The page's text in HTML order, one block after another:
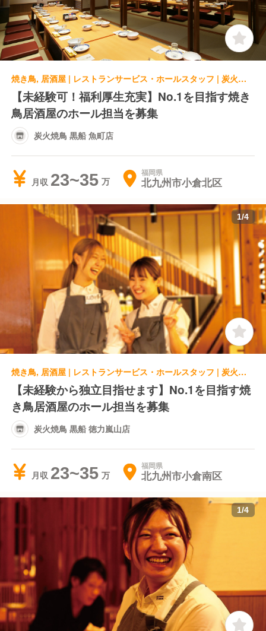
焼き鳥, 居酒屋 | レストランサービス・ホールスタッフ | 炭火焼鳥 黒船 魚町店
【未経験可！福利厚生充実】No.1を目指す焼き
鳥居酒屋のホール担当を募集
炭火焼鳥 黒船 魚町店
月収 23~35 福岡県
北九州市小倉北区
1/4
焼き鳥, 居酒屋 | レストランサービス・ホールスタッフ | 炭火焼鳥 黒船 徳力嵐山店
【未経験から独立目指せます】No.1を目指す焼
き鳥居酒屋のホール担当を募集
炭火焼鳥 黒船 徳力嵐山店
月収 23~35 福岡県
北九州市小倉南区
1/4